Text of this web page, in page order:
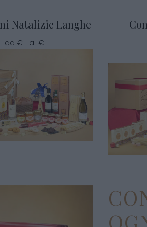
Natalizie Langhe
da € a €